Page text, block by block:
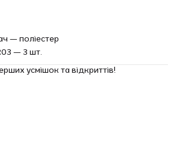
— поліестер
— 3 шт.
усмішок та відкриттів!